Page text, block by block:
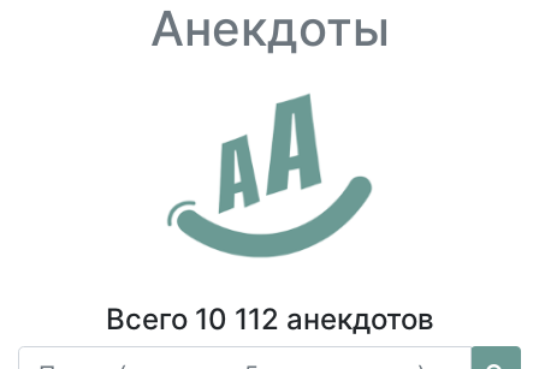
Анекдоты
Всего 10 112 анекдотов